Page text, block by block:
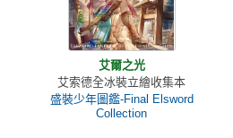
艾爾之光
艾索德全冰裝立繪收集本
盛裝少年圖鑑-Final Elsword
Collection